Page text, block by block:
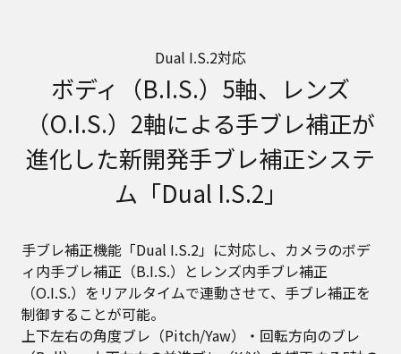
Dual I.S.2対応
ボディ（B.I.S.）5軸、レンズ
（O.I.S.）2軸による手ブレ補正が
進化した新開発手ブレ補正システ
ム「Dual I.S.2」
手ブレ補正機能「Dual I.S.2」に対応し、カメラのボデ
ィ内手ブレ補正（B.I.S.）とレンズ内手ブレ補正
（O.I.S.）をリアルタイムで連動させて、手ブレ補正を
制御することが可能。
上下左右の角度ブレ（Pitch/Yaw）・回転方向のブレ